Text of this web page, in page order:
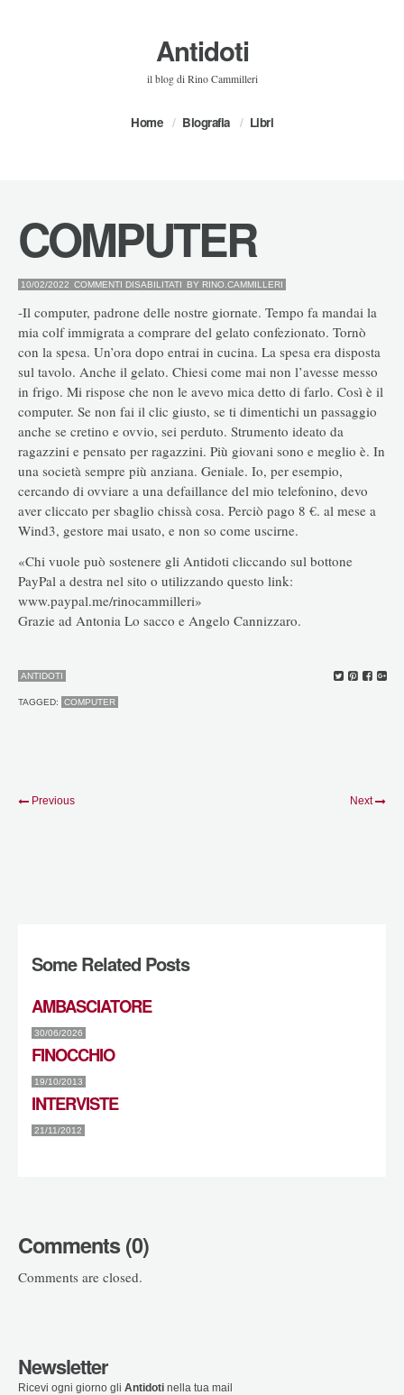
Antidoti
il blog di Rino Cammilleri
Home Biografia Libri
COMPUTER
10/02/2022 COMMENTI DISABILITATI SU
BY RINO.CAMMILLERI
-Il computer, padrone delle nostre giornate. Tempo fa mandai la
mia colf immigrata a comprare del gelato confezionato. Tornò
con la spesa. Un’ora dopo entrai in cucina. La spesa era disposta
sul tavolo. Anche il gelato. Chiesi come mai non l’avesse messo
in frigo. Mi rispose che non le avevo mica detto di farlo. Così è il
computer. Se non fai il clic giusto, se ti dimentichi un passaggio
anche se cretino e ovvio, sei perduto. Strumento ideato da
ragazzini e pensato per ragazzini. Più giovani sono e meglio è. In
una società sempre più anziana. Geniale. Io, per esempio,
cercando di ovviare a una defaillance del mio telefonino, devo
aver cliccato per sbaglio chissà cosa. Perciò pago 8 €. al mese a
Wind3, gestore mai usato, e non so come uscirne.
«Chi vuole può sostenere gli Antidoti cliccando sul bottone
PayPal a destra nel sito o utilizzando questo link:
www.paypal.me/rinocammilleri»
Grazie ad Antonia Lo sacco e Angelo Cannizzaro.
ANTIDOTI
TAGGED: COMPUTER
Previous Next
Some Related Posts
AMBASCIATORE
30/06/2026
FINOCCHIO
19/10/2013
INTERVISTE
21/11/2012
Comments (0)
Comments are closed.
Newsletter
Ricevi ogni giorno gli Antidoti nella tua mail